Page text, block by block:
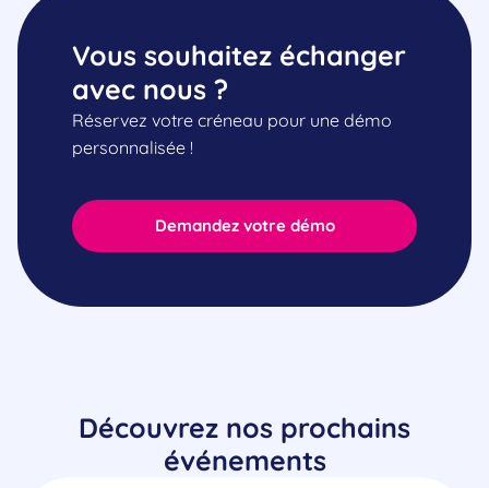
Demandez votre démo
Vous souhaitez échanger
avec nous ?
Réservez votre créneau pour une démo
personnalisée !
Découvrez nos prochains
événements